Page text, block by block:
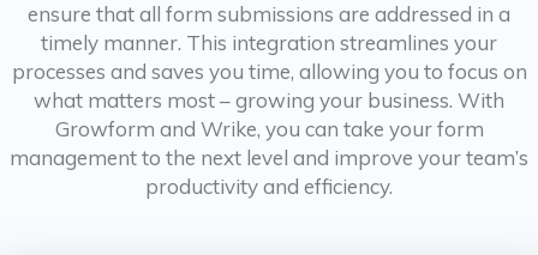
ensure that all form submissions are addressed in a
timely manner. This integration streamlines your
processes and saves you time, allowing you to focus on
what matters most – growing your business. With
Growform and Wrike, you can take your form
management to the next level and improve your team’s
productivity and efficiency.